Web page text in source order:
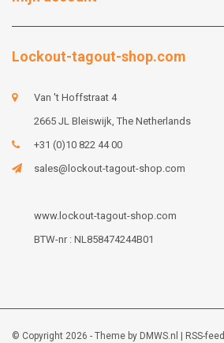
Lockout-tagout-shop.com
Van 't Hoffstraat 4
2665 JL Bleiswijk, The Netherlands
+31 (0)10 822 44 00
sales@lockout-tagout-shop.com
www.lockout-tagout-shop.com
BTW-nr : NL858474244B01
© Copyright 2026 - Theme by DMWS.nl RSS-feed